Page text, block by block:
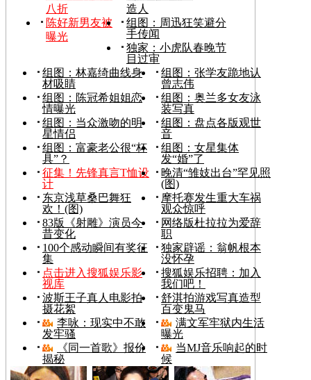
八折
造人
陈好新男友被
曝光
组图：周迅狂笑避分
手传闻
独家：小虎队春晚节
目过审
组图：林嘉绮曲线身
材吸睛
组图：张学友跪地认
曾志伟
组图：陈冠希姐姐恋
情曝光
组图：奥兰多女友泳
装写真
组图：当众激吻的明
星情侣
组图：盘点各版观世
音
组图：富豪老公很“杯
具”？
组图：女星集体
发“婚”了
征集！先锋真言T恤设
计
晚清“雏妓出台”罕见照
(图)
东京浅草桑巴舞狂
欢！(图)
摩托赛发生重大车祸
观众惊呼
83版《射雕》演员今
昔变化
网络版杜拉拉为爱辞
职
100个感动瞬间有奖征
集
独家辟谣：翁帆根本
没怀孕
点击进入搜狐娱乐影
视库
搜狐娱乐招聘：加入
我们吧！
波斯王子真人电影拍
摄花絮
舒淇拍游戏写真造型
百变鬼马
李咏：现实中不敢
发牢骚
满文军牢狱内生活
曝光
《同一首歌》报价
揭秘
当MJ音乐响起的时
候